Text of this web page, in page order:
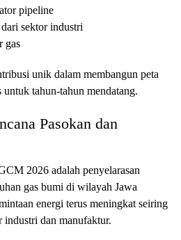
pipeline
sektor industri
gas
unik dalam membangun peta
untuk tahun-tahun mendatang.
Pasokan dan
2026 adalah penyelarasan
gas bumi di wilayah Jawa
energi terus meningkat seiring
industri dan manufaktur.